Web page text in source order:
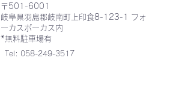
〒501-6001
岐阜県羽島郡岐南町上印食8-123-1 フォ
ーカスポーカス内
*無料駐車場有
Tel: 058-249-3517